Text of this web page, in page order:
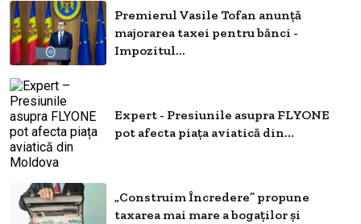
Premierul Vasile Tofan anunță
majorarea taxei pentru bănci -
Impozitul...
Expert - Presiunile asupra FLYONE
pot afecta piața aviatică din...
„Construim Încredere” propune
taxarea mai mare a bogaților și